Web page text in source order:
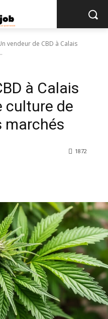
vendeur de CBD à Calais
à Calais
culture de
marchés
1872